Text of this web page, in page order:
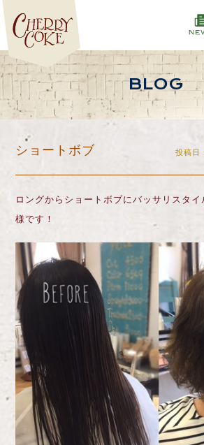
BLOG
ショートボブ 投稿日
ロングからショートボブにバッサリスタ
様です！